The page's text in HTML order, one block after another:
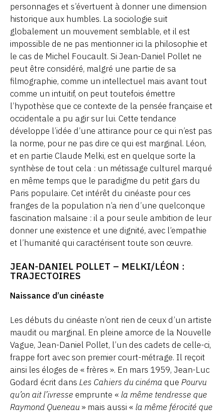
personnages et s’évertuent à donner une dimension
historique aux humbles. La sociologie suit
globalement un mouvement semblable, et il est
impossible de ne pas mentionner ici la philosophie et
le cas de Michel Foucault. Si Jean-Daniel Pollet ne
peut être considéré, malgré une partie de sa
filmographie, comme un intellectuel mais avant tout
comme un intuitif, on peut toutefois émettre
l’hypothèse que ce contexte de la pensée française et
occidentale a pu agir sur lui. Cette tendance
développe l’idée d’une attirance pour ce qui n’est pas
la norme, pour ne pas dire ce qui est marginal. Léon,
et en partie Claude Melki, est en quelque sorte la
synthèse de tout cela : un métissage culturel marqué
en même temps que le paradigme du petit gars du
Paris populaire. Cet intérêt du cinéaste pour ces
franges de la population n’a rien d’une quelconque
fascination malsaine : il a pour seule ambition de leur
donner une existence et une dignité, avec l’empathie
et l’humanité qui caractérisent toute son œuvre.
JEAN-DANIEL POLLET – MELKI/LÉON :
TRAJECTOIRES
Naissance d’un cinéaste
Les débuts du cinéaste n’ont rien de ceux d’un artiste
maudit ou marginal. En pleine amorce de la Nouvelle
Vague, Jean-Daniel Pollet, l’un des cadets de celle-ci,
frappe fort avec son premier court-métrage. Il reçoit
ainsi les éloges de « frères ». En mars 1959, Jean-Luc
Godard écrit dans Les Cahiers du cinéma que Pourvu
qu’on ait l’ivresse emprunte « la même tendresse que
Raymond Queneau» mais aussi « la même férocité que